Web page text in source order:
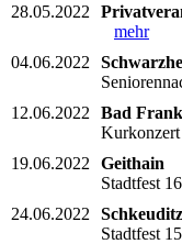
28.05.2022
mehr
04.06.2022
12.06.2022
Bad
19.06.2022
Geithain
Stadtfest
24.06.2022
Schkeuditz
Stadtfest